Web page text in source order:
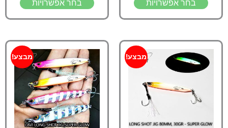
בחר אפשרויות בחר אפשרויות
מבצע! מבצע!